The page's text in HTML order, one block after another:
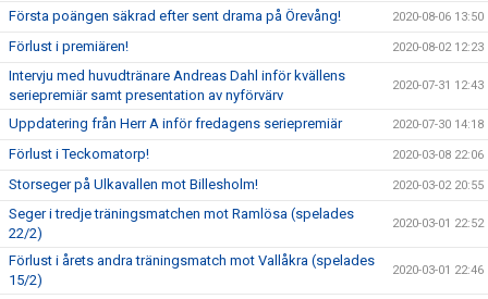
Första poängen säkrad efter sent drama på Örevång! 2020-08-06 13:50
Förlust i premiären! 2020-08-02 12:23
Intervju med huvudtränare Andreas Dahl inför kvällens
seriepremiär samt presentation av nyförvärv
2020-07-31 12:43
Uppdatering från Herr A inför fredagens seriepremiär 2020-07-30 14:18
Förlust i Teckomatorp! 2020-03-08 22:06
Storseger på Ulkavallen mot Billesholm! 2020-03-02 20:55
Seger i tredje träningsmatchen mot Ramlösa (spelades
22/2)
2020-03-01 22:52
Förlust i årets andra träningsmatch mot Vallåkra (spelades
15/2)
2020-03-01 22:46